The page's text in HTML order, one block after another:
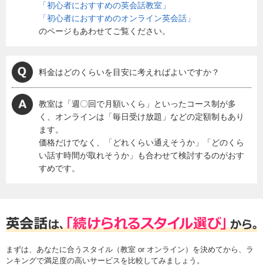
「初心者におすすめの英会話教室」
「初心者におすすめのオンライン英会話」
のページもあわせてご覧ください。
料金はどのくらいを目安に考えればよいですか？
教室は「週〇回で月額いくら」といったコース制が多
く、オンラインは「毎日受け放題」などの定額制もあり
ます。
価格だけでなく、「どれくらい通えそうか」「どのくら
い話す時間が取れそうか」も合わせて検討するのがおす
すめです。
まずは、あなたに合うスタイル（教室 or オンライン）を決めてから、ラ
ンキングで満足度の高いサービスを比較してみましょう。